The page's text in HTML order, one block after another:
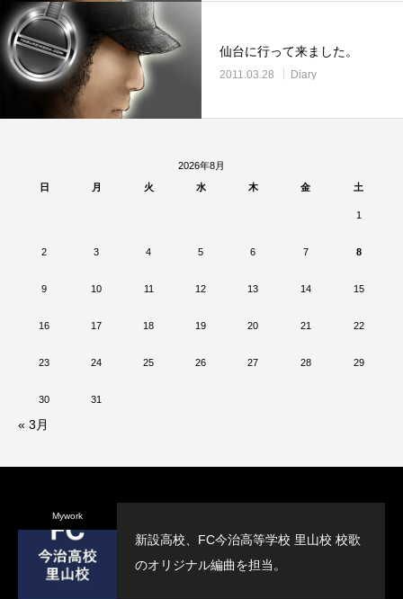
仙台に行って来ました。
2011.03.28 Diary
2026年8月
日
月 火 水 木 金 土
1
2 3 4 5 6 7 8
9 10 11 12 13 14 15
16 17 18 19 20 21 22
23 24 25 26 27 28 29
30 31
« 3月
Mywork
新設高校、FC今治高等学校 里山校 校歌
のオリジナル編曲を担当。